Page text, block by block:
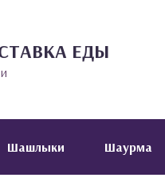
ЕДЫ
Шашлыки Шаурма